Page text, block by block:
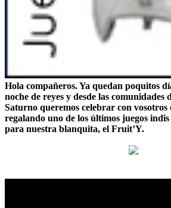
Hola compañeros. Ya quedan poquitos
noche de reyes y desde las comunidades
Saturno queremos celebrar con vosotros
regalando uno de los últimos juegos
para nuestra blanquita, el Fruit’Y.